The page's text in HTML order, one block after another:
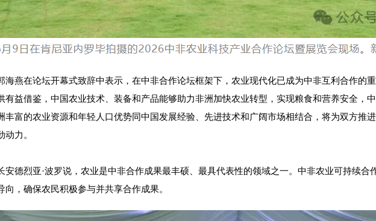
海燕在论坛开幕式致辞中表示，在中非合作论坛框架下，农业现代化已成为中非互利合作的
有益借鉴，中国农业技术、装备和产品能够助力非洲加快农业转型，实现粮食和营养安全，
丰富的农业资源和年轻人口优势同中国发展经验、先进技术和广阔市场相结合，将为双方推
力。
安德烈亚·波罗说，农业是中非合作成果最丰硕、最具代表性的领域之一。中非农业可持续合
向，确保农民积极参与并共享合作成果。